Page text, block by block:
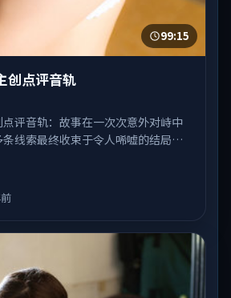
99:15
创点评音轨
评音轨：故事在一次次意外对峙中
线索最终收束于令人唏嘘的结局。
、沈腾、易烊千玺等主演，泰国出